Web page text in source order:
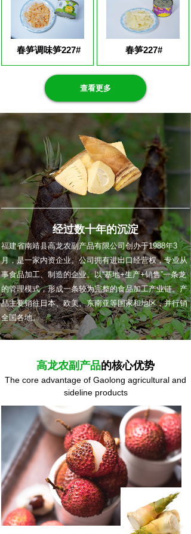
查看更多
春笋调味笋227# 春笋227#
福建省南靖县高龙农副产品有限公司创办于1988年3
月，是一家内资企业。公司拥有进出口经营权，专业从
事食品加工、制造的企业。以“基地+生产+销售”一条龙
的管理模式，形成一条较为完整的食品加工产业链。产
品主要销往日本、欧美、东南亚等国家和地区，并行销
全国各地。
经过数十年的沉淀
高龙农副产品的核心优势
The core advantage of Gaolong agricultural and
sideline products